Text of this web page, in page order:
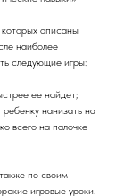
описаны
наиболее
следующие игры:
ее найдет;
ребенку нанизать на
всего на палочке
по своим
игровые уроки.